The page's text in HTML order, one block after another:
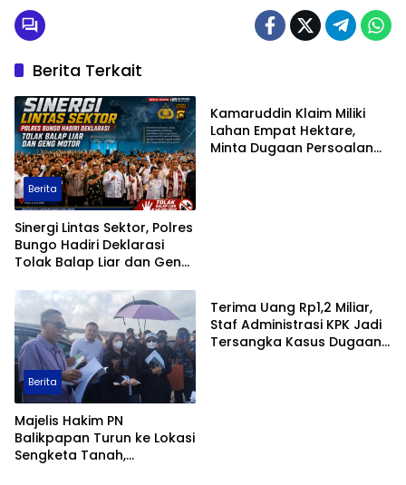
Berita Terkait
Berita
Sinergi Lintas Sektor, Polres
Bungo Hadiri Deklarasi
Tolak Balap Liar dan Geng
Kamaruddin Klaim Miliki
Lahan Empat Hektare,
Minta Dugaan Persoalan
Berita
Majelis Hakim PN
Balikpapan Turun ke Lokasi
Sengketa Tanah,
Terima Uang Rp1,2 Miliar,
Staf Administrasi KPK Jadi
Tersangka Kasus Dugaan
Berita